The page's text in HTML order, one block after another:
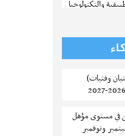
والتكنولوجيا
العالي لمهن
التوجيه أوت
بالمعهد
وفتيات)
في مستوى مؤهل
ونوفمبر